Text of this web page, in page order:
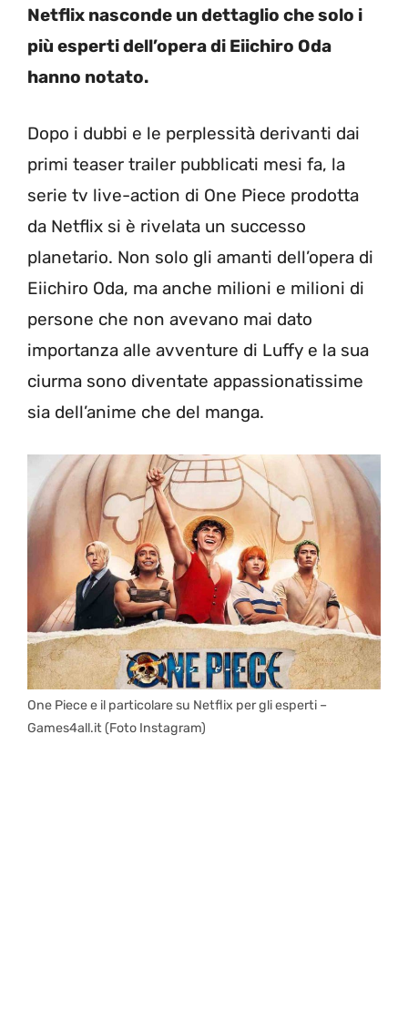
Netflix nasconde un dettaglio che solo i
più esperti dell’opera di Eiichiro Oda
hanno notato.
Dopo i dubbi e le perplessità derivanti dai
primi teaser trailer pubblicati mesi fa, la
serie tv live-action di One Piece prodotta
da Netflix si è rivelata un successo
planetario. Non solo gli amanti dell’opera di
Eiichiro Oda, ma anche milioni e milioni di
persone che non avevano mai dato
importanza alle avventure di Luffy e la sua
ciurma sono diventate appassionatissime
sia dell’anime che del manga.
One Piece e il particolare su Netflix per gli esperti –
Games4all.it (Foto Instagram)